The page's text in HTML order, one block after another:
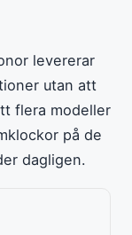
levererar
utan att
flera modeller
på de
dagligen.